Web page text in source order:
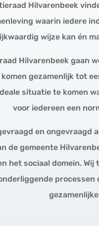
Hilvarenbeek
waarin iedere
wijze kan én
Hilvarenbeek gaan
gezamenlijk tot
situatie te komen
voor iedereen een
en ongevraagd
de gemeente
het sociaal domein.
processen